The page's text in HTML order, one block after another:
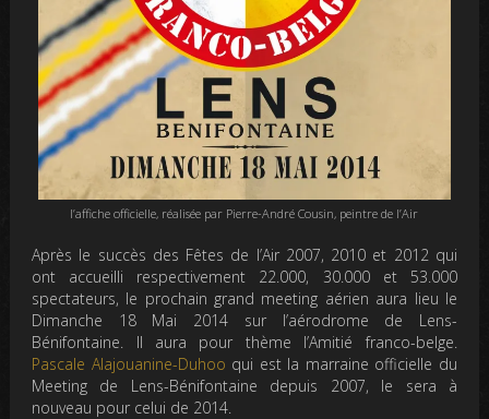
l’affiche officielle, réalisée par Pierre-André Cousin, peintre de l’Air
Après le succès des Fêtes de l’Air 2007, 2010 et 2012 qui
ont accueilli respectivement 22.000, 30.000 et 53.000
spectateurs, le prochain grand meeting aérien aura lieu le
Dimanche 18 Mai 2014 sur l’aérodrome de Lens-
Bénifontaine. Il aura pour thème l’Amitié franco-belge.
Pascale Alajouanine-Duhoo qui est la marraine officielle du
Meeting de Lens-Bénifontaine depuis 2007, le sera à
nouveau pour celui de 2014.